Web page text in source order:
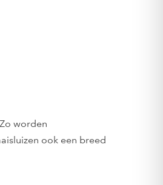
worden
ook een breed